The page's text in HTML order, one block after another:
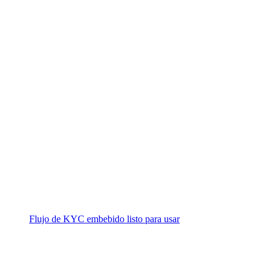
Flujo de KYC embebido listo para usar